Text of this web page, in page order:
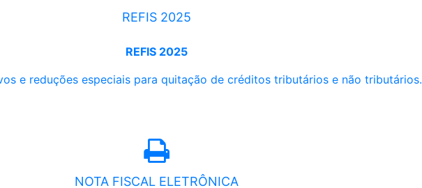
REFIS 2025
REFIS 2025
e reduções especiais para quitação de créditos tributários e não tributários.
NOTA FISCAL ELETRÔNICA